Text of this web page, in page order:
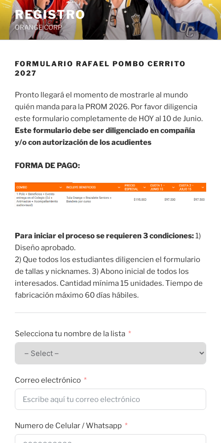
Saltar
contenido
REGISTRO
ORANGE CORP
FORMULARIO RAFAEL POMBO CERRITO
2027
Pronto llegará el momento de mostrarle al mundo
quién manda para la PROM 2026. Por favor diligencia
este formulario completamente de HOY al 10 de Junio.
Este formulario debe ser diligenciado en compañía
y/o con autorización de los acudientes
FORMA DE PAGO:
Para iniciar el proceso se requieren 3 condiciones:1)
Diseño aprobado.
2) Que todos los estudiantes diligencien el formulario
de tallas y nicknames. 3) Abono inicial de todos los
interesados. Cantidad mínima 15 unidades. Tiempo de
fabricación máximo 60 días hábiles.
Selecciona tu nombre de la lista
Correo electrónico
Numero de Celular / Whatsapp